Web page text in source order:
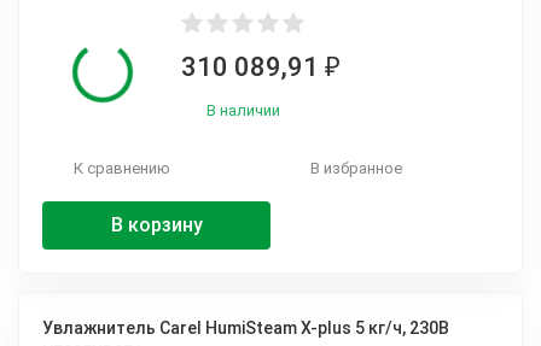
310 089,91 ₽
В наличии
К сравнению В избранное
В корзину
Увлажнитель Carel HumiSteam X-plus 5 кг/ч, 230В